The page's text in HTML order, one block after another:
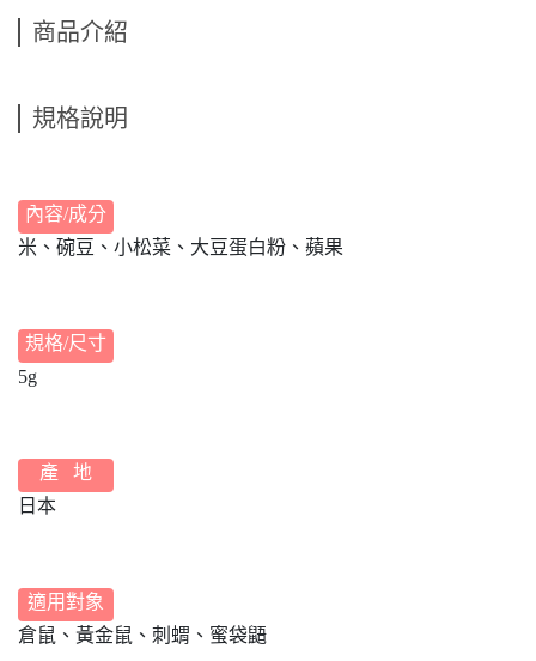
商品介紹
規格說明
內容/成分
米、碗豆、小松菜、大豆蛋白粉、蘋果
規格/尺寸
5g
產 地
日本
適用對象
倉鼠、黃金鼠、刺蝟、蜜袋鼯